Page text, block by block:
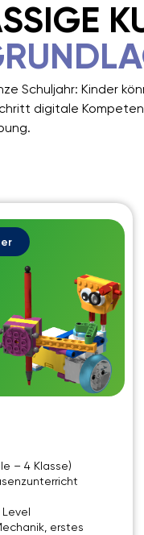
Schuljahr: Kinder
digitale
– 4 Klasse)
Level
erstes